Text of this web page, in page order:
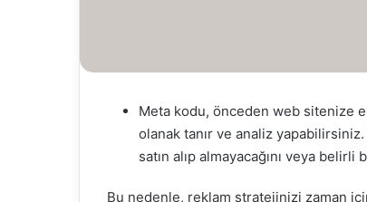
Meta kodu, önceden web sitenize
olanak tanır ve analiz yapabilirsiniz.
satın alıp almayacağını veya
Bu nedenle, reklam stratejinizi zaman